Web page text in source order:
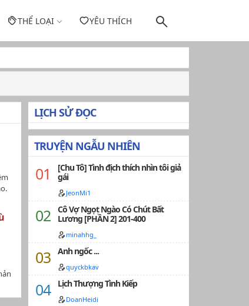
THỂ LOẠI YÊU THÍCH
LỊCH SỬ ĐỌC
TRUYỆN NGẪU NHIÊN
[Chu Tô] Tình địch thích nhìn tôi giả
gái
JeonMi1
Cô Vợ Ngọt Ngào Có Chút Bất
Lương [PHẦN 2] 201-400
minahhg_
Anh ngốc ...
quyckbkav
Lịch Thượng Tình Kiếp
DoanHeidi